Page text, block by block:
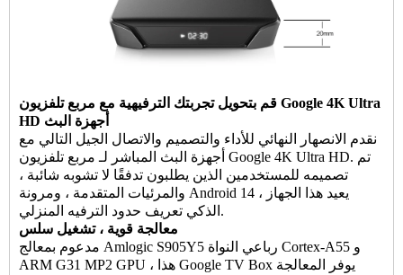
قم بتحويل تجربتك الترفيهية مع مربع تلفزيون Google 4K Ultra
HD أجهزة البث
نقدم الانصهار النهائي للأداء والتصميم والاتصال الجيل التالي مع
أجهزة البث المباشر لـ مربع تلفزيون Google 4K Ultra HD. تم
تصميمه للمستخدمين الذين يطلبون تدفقًا لا تشوبه شائبة ،
والمرئيات المتقدمة ، ومرونة Android 14 ، يعيد هذا الجهاز
الذكي تعريف حدود الترفيه المنزلي.
معالجة قوية ، تشغيل سلس
مدعوم بمعالج Amlogic S905Y5 رباعي النواة Cortex-A55 و
Google TV Box